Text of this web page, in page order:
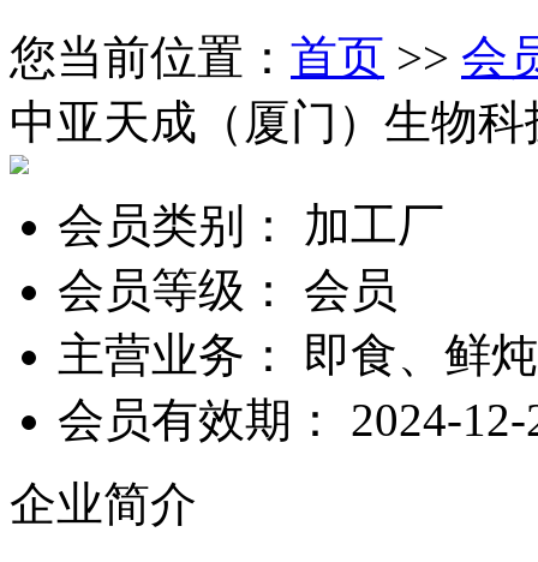
您当前位置： 首页 >> 会
中亚天成（厦门）生物
会员类别：
加工厂
会员等级：
会员
主营业务：
即食、鲜
会员有效期：
2024-
企业简介